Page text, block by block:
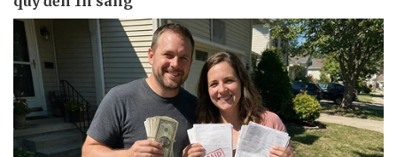
Pháp luật
Vụ án
Quân sự - Quốc phòng
Vũ khí